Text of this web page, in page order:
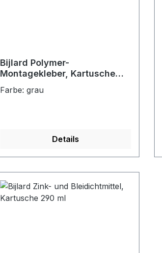
Bijlard Polymer-
Montagekleber, Kartusche
Sealer 60
Farbe: grau
Details